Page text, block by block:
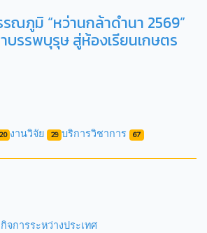
ณภูมิ “หว่านกล้าดำนา 2569”
รรพบุรุษ สู่ห้องเรียนเกษตร
งานวิจัย 29 บริการวิชาการ 67
จการระหว่างประเทศ